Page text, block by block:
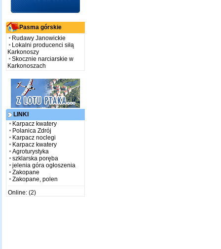
Pasma górskie
Rudawy Janowickie
Lokalni producenci siłą
Karkonoszy
Skocznie narciarskie w
Karkonoszach
LINKI
Karpacz kwatery
Polanica Zdrój
Karpacz noclegi
Karpacz kwatery
Agroturystyka
szklarska poręba
jelenia góra ogłoszenia
Zakopane
Zakopane, polen
Online: (2)